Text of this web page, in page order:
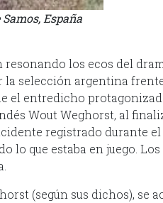
España
los ecos del
selección argentina
el entredicho
Wout Weghorst, al
registrado durante el
lo que estaba en juego. Los
(según sus dichos), se